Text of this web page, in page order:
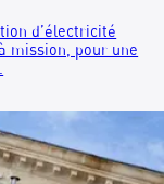
industrielle
chez MP
Directeur